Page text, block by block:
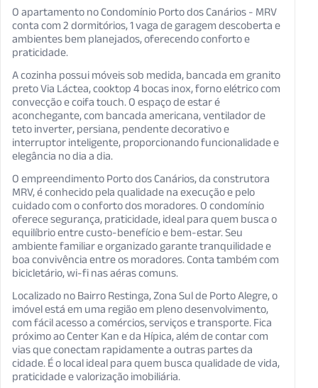
O apartamento no Condomínio Porto dos Canários - MRV
conta com 2 dormitórios, 1 vaga de garagem descoberta e
ambientes bem planejados, oferecendo conforto e
praticidade.
A cozinha possui móveis sob medida, bancada em granito
preto Via Láctea, cooktop 4 bocas inox, forno elétrico com
convecção e coifa touch. O espaço de estar é
aconchegante, com bancada americana, ventilador de
teto inverter, persiana, pendente decorativo e
interruptor inteligente, proporcionando funcionalidade e
elegância no dia a dia.
O empreendimento Porto dos Canários, da construtora
MRV, é conhecido pela qualidade na execução e pelo
cuidado com o conforto dos moradores. O condomínio
oferece segurança, praticidade, ideal para quem busca o
equilíbrio entre custo-benefício e bem-estar. Seu
ambiente familiar e organizado garante tranquilidade e
boa convivência entre os moradores. Conta também com
bicicletário, wi-fi nas aéras comuns.
Localizado no Bairro Restinga, Zona Sul de Porto Alegre, o
imóvel está em uma região em pleno desenvolvimento,
com fácil acesso a comércios, serviços e transporte. Fica
próximo ao Center Kan e da Hípica, além de contar com
vias que conectam rapidamente a outras partes da
cidade. É o local ideal para quem busca qualidade de vida,
praticidade e valorização imobiliária.